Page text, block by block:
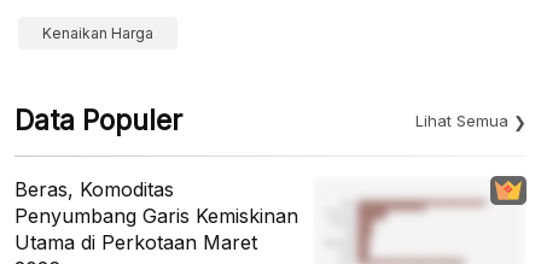
Kenaikan Harga
Data Populer Lihat Semua
Beras, Komoditas
Penyumbang Garis Kemiskinan
Utama di Perkotaan Maret